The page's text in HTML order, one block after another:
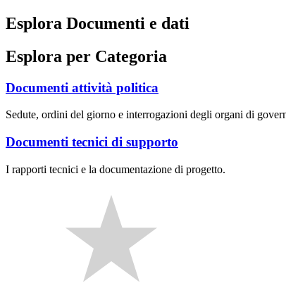
Esplora Documenti e dati
Esplora per Categoria
Documenti attività politica
Sedute, ordini del giorno e interrogazioni degli organi di
Documenti tecnici di supporto
I rapporti tecnici e la documentazione di progetto.